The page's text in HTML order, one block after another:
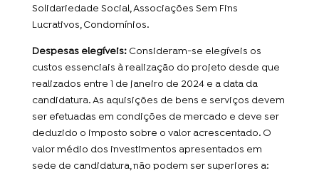
Solidariedade Social, Associações Sem Fins
Lucrativos, Condomínios.
Despesas elegíveis:Consideram-se elegíveis os
custos essenciais à realização do projeto desde que
realizados entre 1 de janeiro de 2024 e a data da
candidatura. As aquisições de bens e serviços devem
ser efetuadas em condições de mercado e deve ser
deduzido o imposto sobre o valor acrescentado. O
valor médio dos investimentos apresentados em
sede de candidatura, não podem ser superiores a: